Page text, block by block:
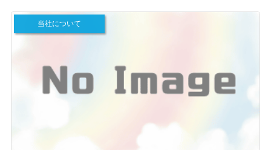
当社について